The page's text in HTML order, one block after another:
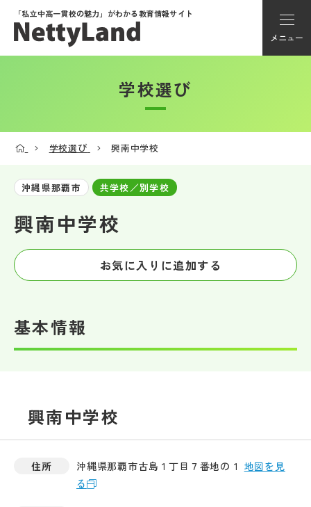
「私立中高一貫校の魅力」がわかる教育情報サイト
メニュー
アカウント登録
学校動画
帰国生受験情報
よみもの
学校からのお知らせ
学校選び
学校選び 興南中学校
沖縄県那覇市 共学校／別学校
興南中学校
お気に入りに追加する
基本情報
興南中学校
住所 沖縄県那覇市古島１丁目７番地の１ 地図を見
る